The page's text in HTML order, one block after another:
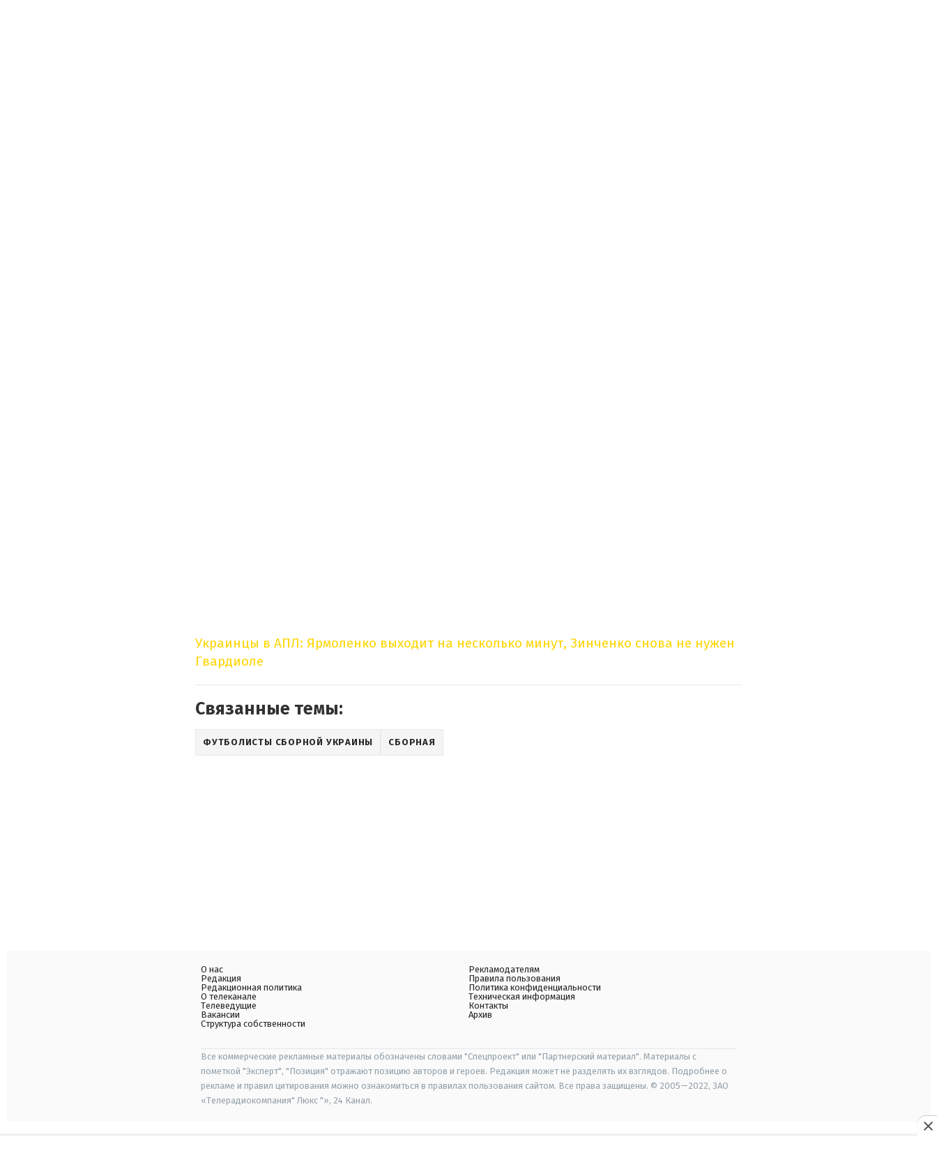
Украинцы в АПЛ: Ярмоленко выходит на несколько минут, Зинченко снова не нужен
Гвардиоле
Связанные темы:
ФУТБОЛИСТЫ СБОРНОЙ УКРАИНЫ СБОРНАЯ
О нас
Редакция
Редакционная политика
О телеканале
Телеведущие
Вакансии
Структура собственности
Рекламодателям
Правила пользования
Политика конфиденциальности
Техническая информация
Контакты
Архив
Все коммерческие рекламные материалы обозначены словами "Спецпроект" или "Партнерский материал". Материалы с
пометкой "Эксперт", "Позиция" отражают позицию авторов и героев. Редакция может не разделять их взглядов. Подробнее о
рекламе и правил цитирования можно ознакомиться в правилах пользования сайтом. Все права защищены. © 2005—2022, ЗАО
«Телерадиокомпания" Люкс "», 24 Канал.